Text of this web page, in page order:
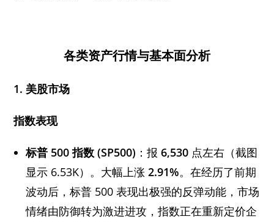
各类资产行情与基本面分析
1. 美股市场
指数表现
标普 500指数 (SP500) ：报6,530 点左右（截图
显示 6.53K）。大幅上涨2.91%。在经历了前期
波动后，标普 500 表现出极强的反弹动能，市场
情绪由防御转为激进进攻，指数正在重新定价企